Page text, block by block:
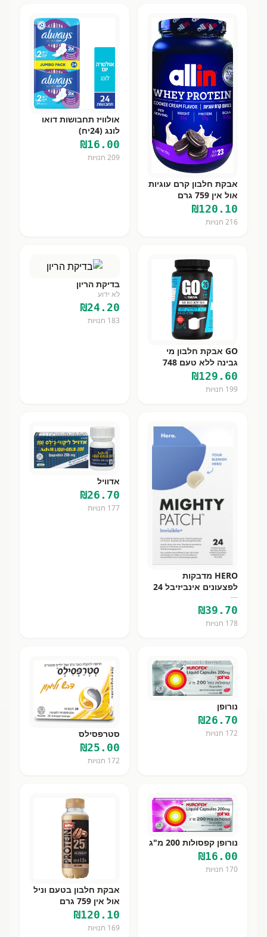
אבקת חלבון קרם עוגיות
אול אין 759 גרם
₪120.10
216 חנויות
אולוויז תחבושות דואו
לונג (24יח)
₪16.00
209 חנויות
GO אבקת חלבון מי
גבינה ללא טעם 748
גרם
₪129.60
199 חנויות
בדיקת הריון
לא ידוע
₪24.20
183 חנויות
HERO מדבקות
לפצעונים אינביזיבל 24
יח
---
₪39.70
178 חנויות
אדוויל
₪26.70
177 חנויות
נורופן
₪26.70
172 חנויות סטרפסילס
₪25.00
172 חנויות
נורופן קפסולות 200 מ"ג
₪16.00
170 חנויות
אבקת חלבון בטעם וניל
אול אין 759 גרם
₪120.10
169 חנויות